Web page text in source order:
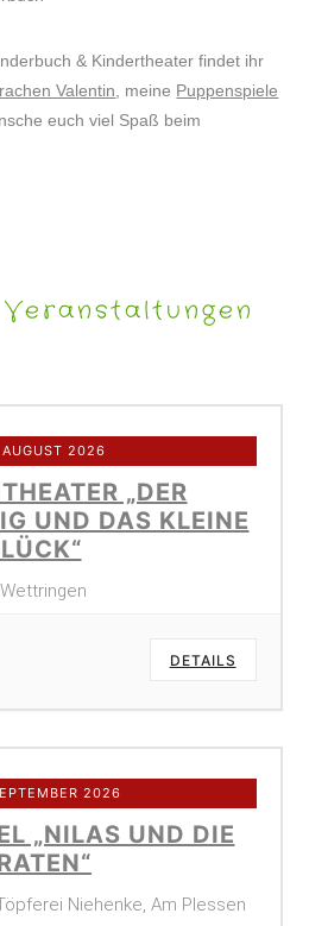
& Kindertheater findet ihr
Valentin , meine Puppenspiele
euch viel Spaß beim
2026
„DER
UND DAS KLEINE
Wettringen
DETAILS
2026
„NILAS UND DIE
Niehenke, Am Plessen